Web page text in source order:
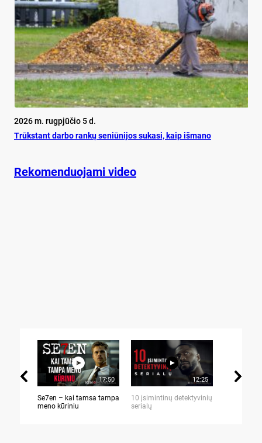
2026 m. rugpjūčio 5 d.
Trūks­tant dar­bo ran­kų se­niū­ni­jos su­ka­si, kaip iš­ma­no
Rekomenduojami video
17:50
Se7en – kai tamsa tampa
meno kūriniu
12:25
10 įsimintinų detektyvinių
serialų